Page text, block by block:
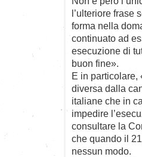
l’ulteriore frase
forma nella
continuato ad
esecuzione di
buon fine».
E in particolare,
diversa dalla
italiane che in
impedire
consultare la
che quando il
nessun modo.